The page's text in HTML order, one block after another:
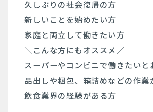
久しぶりの社会復帰の方
新しいことを始めたい方
家庭と両立して働きたい方
＼こんな方にもオススメ／
スーパーやコンビニで働きたいと
品出しや梱包、箱詰めなどの作業
飲食業界の経験がある方